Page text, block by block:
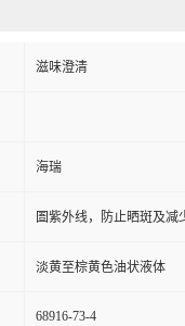
滋味澄清
海瑞
圄紫外线，防止晒斑及
淡黄至棕黄色油状液体
68916-73-4